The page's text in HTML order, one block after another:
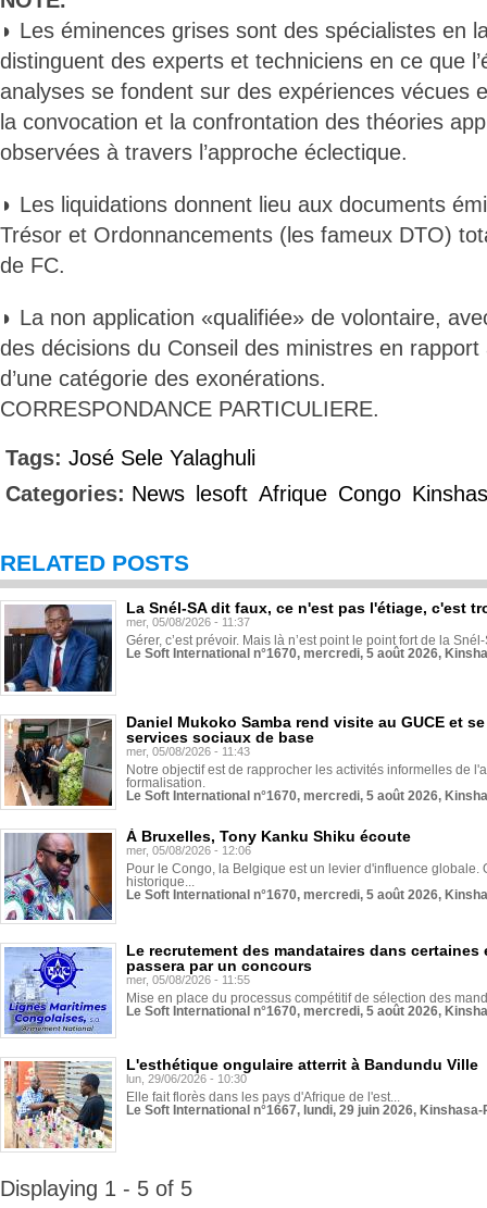
◗ Les éminences grises sont des spécialistes en
distinguent des experts et techniciens en ce que
analyses se fondent sur des expériences vécues
la convocation et la confrontation des théories
observées à travers l’approche éclectique.
◗ Les liquidations donnent lieu aux documents
Trésor et Ordonnancements (les fameux DTO)
de FC.
◗ La non application «qualifiée» de volontaire,
des décisions du Conseil des ministres en
d’une catégorie des exonérations.
CORRESPONDANCE PARTICULIERE.
Tags: José Sele Yalaghuli
Categories: News lesoft Afrique Congo
RELATED POSTS
La Snél-SA dit faux, ce n'est pas l'étiage, c'est
mer, 05/08/2026 - 11:37
Gérer, c’est prévoir. Mais là n’est point le point fort de la
Le Soft International n°1670, mercredi, 5 août 2026,
Daniel Mukoko Samba rend visite au GUCE et
services sociaux de base
mer, 05/08/2026 - 11:43
Notre objectif est de rapprocher les activités informelles de
formalisation.
Le Soft International n°1670, mercredi, 5 août 2026,
À Bruxelles, Tony Kanku Shiku écoute
mer, 05/08/2026 - 12:06
Pour le Congo, la Belgique est un levier d'influence globale.
historique...
Le Soft International n°1670, mercredi, 5 août 2026,
Le recrutement des mandataires dans
passera par un concours
mer, 05/08/2026 - 11:55
Mise en place du processus compétitif de sélection des
Le Soft International n°1670, mercredi, 5 août 2026,
L'esthétique ongulaire atterrit à Bandundu Ville
lun, 29/06/2026 - 10:30
Elle fait florès dans les pays d'Afrique de l'est...
Le Soft International n°1667, lundi, 29 juin 2026,
Displaying 1 - 5 of 5